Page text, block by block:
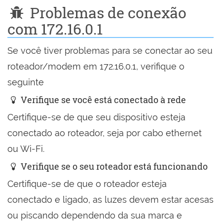
Problemas de conexão
com 172.16.0.1
Se você tiver problemas para se conectar ao seu
roteador/modem em 172.16.0.1, verifique o
seguinte
Verifique se você está conectado à rede
Certifique-se de que seu dispositivo esteja
conectado ao roteador, seja por cabo ethernet
ou Wi-Fi.
Verifique se o seu roteador está funcionando
Certifique-se de que o roteador esteja
conectado e ligado, as luzes devem estar acesas
ou piscando dependendo da sua marca e